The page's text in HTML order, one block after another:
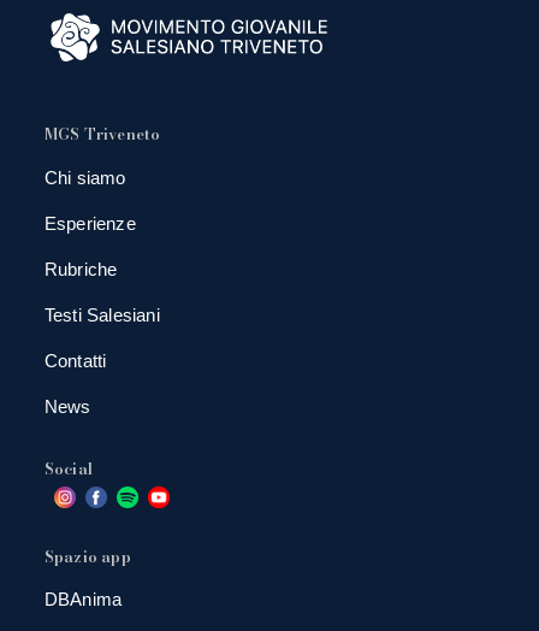
MGS Triveneto
Chi siamo
Esperienze
Rubriche
Testi Salesiani
Contatti
News
Social
Spazio app
DBAnima